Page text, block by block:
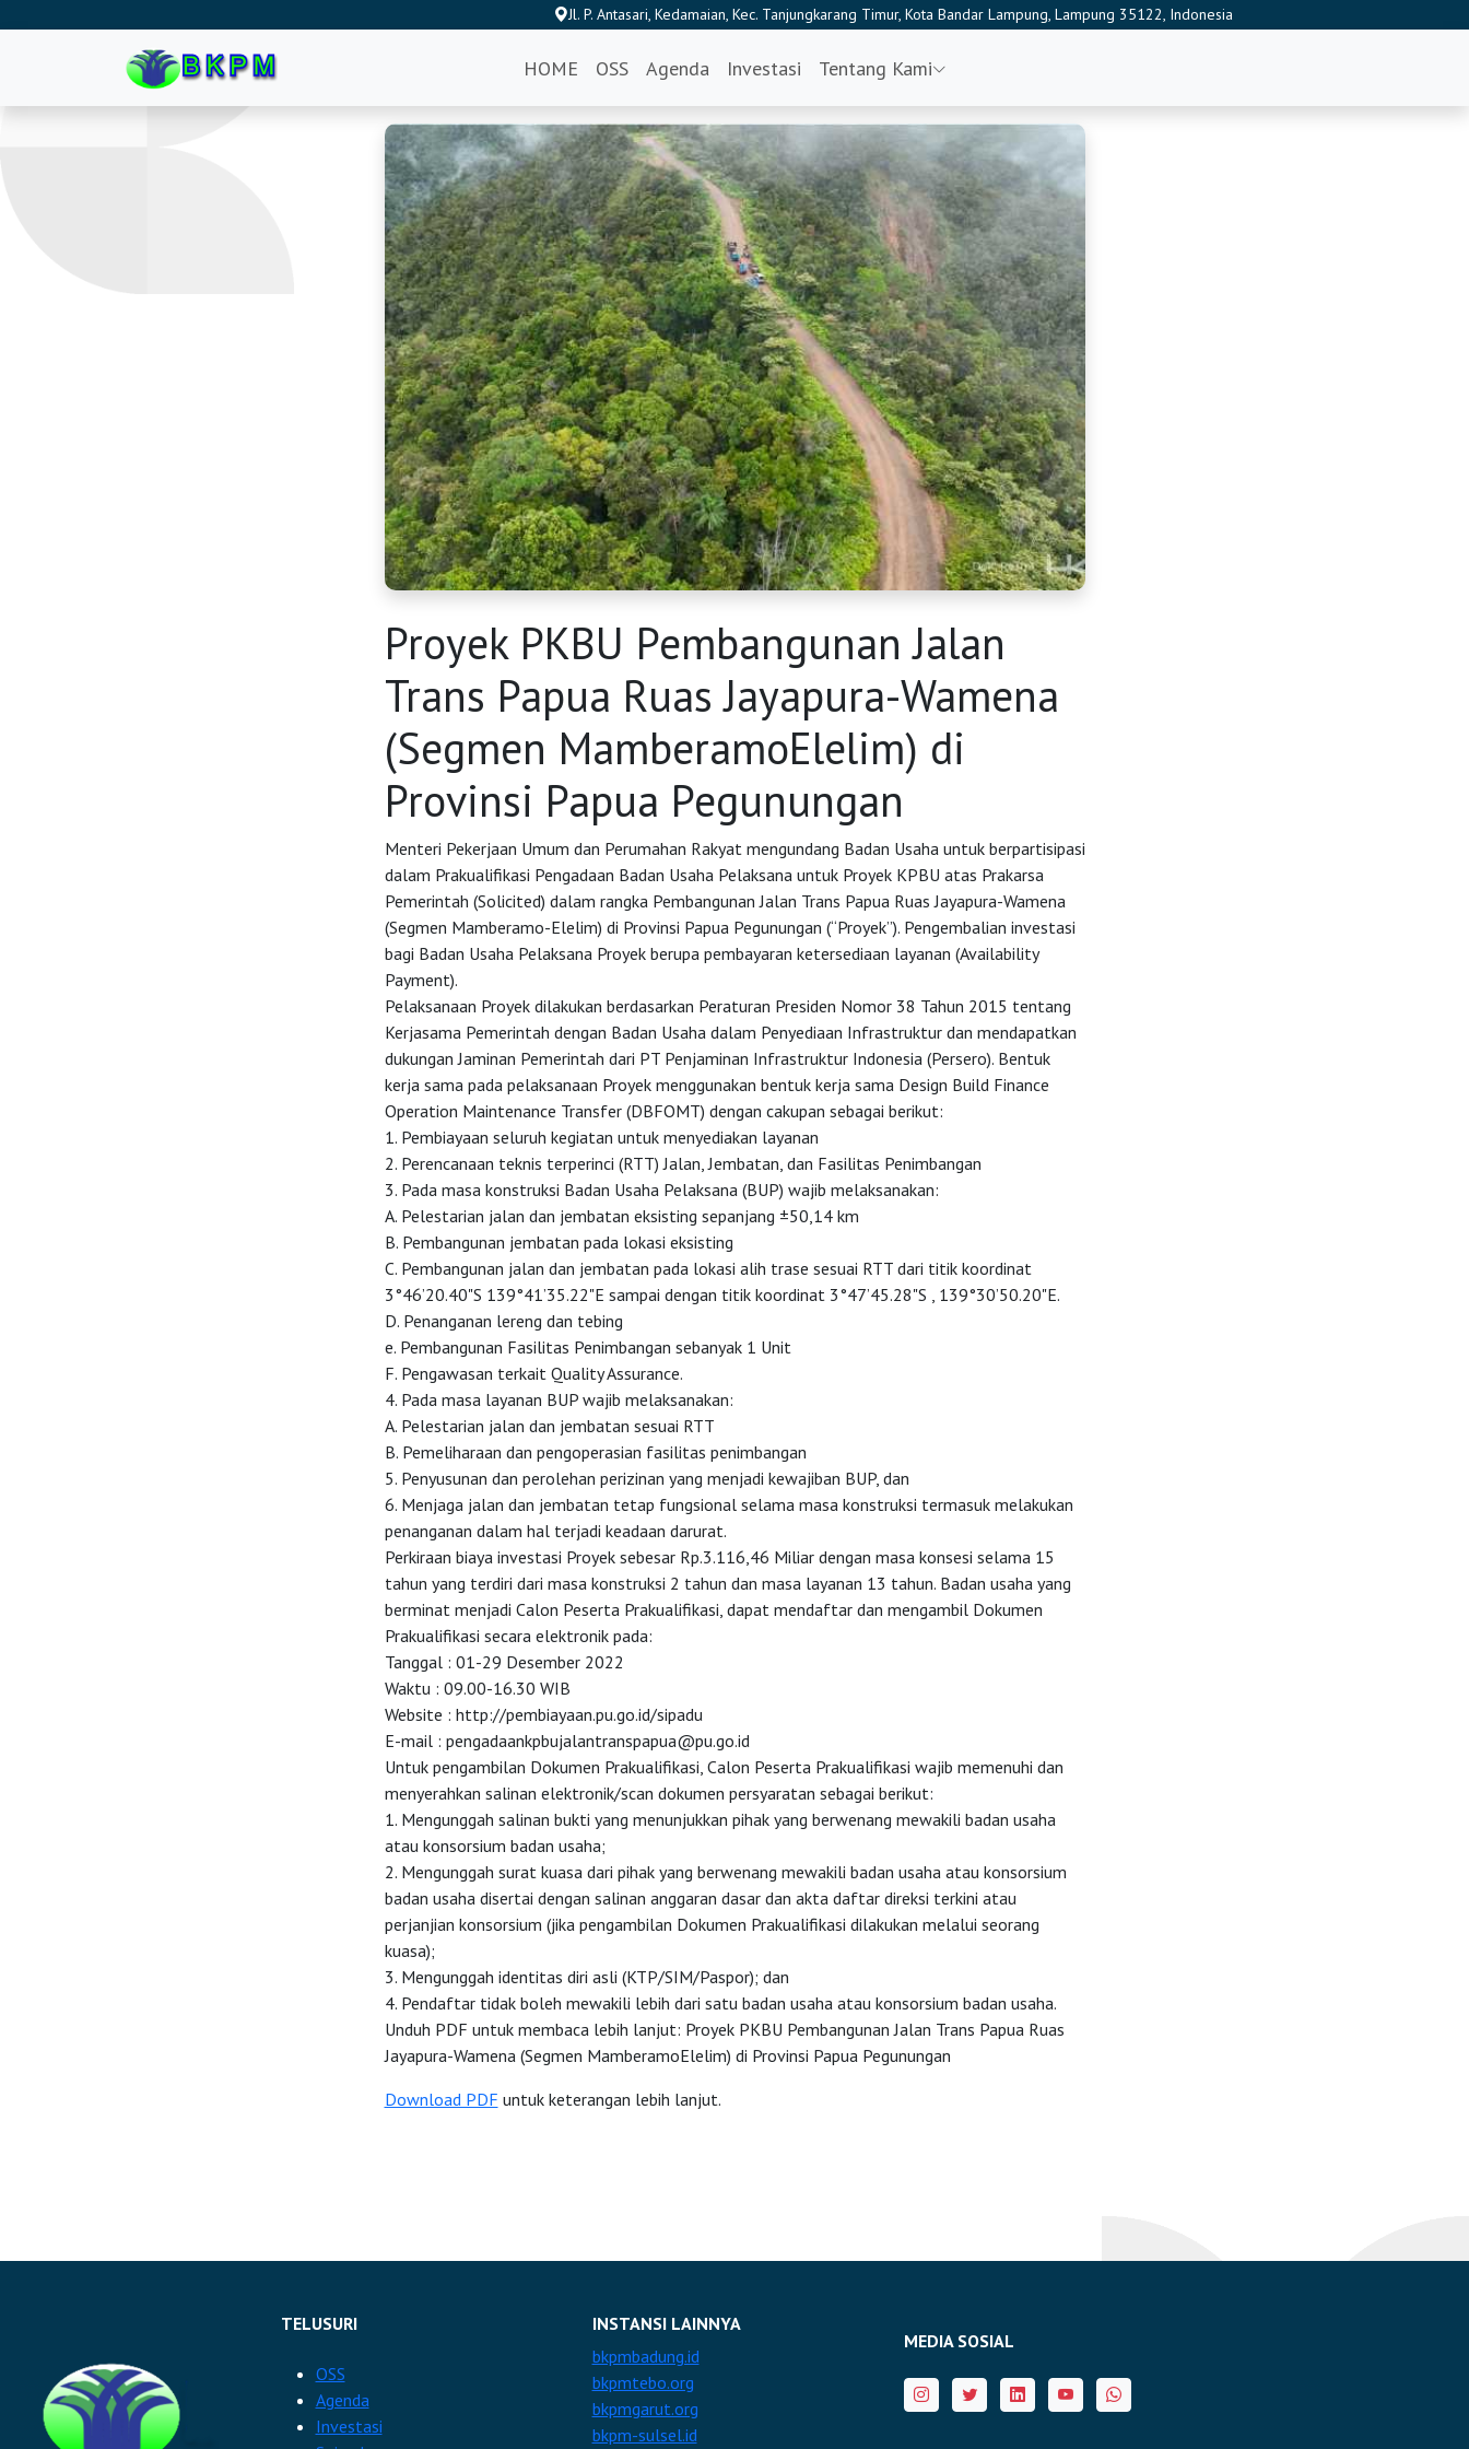
Jl. P. Antasari, Kedamaian, Kec. Tanjungkarang Timur, Kota Bandar Lampung, Lampung 35122, Indonesia
HOME OSS Agenda Investasi Tentang Kami
Proyek PKBU Pembangunan Jalan
Trans Papua Ruas Jayapura-Wamena
(Segmen MamberamoElelim) di
Provinsi Papua Pegunungan
Menteri Pekerjaan Umum dan Perumahan Rakyat mengundang Badan Usaha untuk berpartisipasi
dalam Prakualifikasi Pengadaan Badan Usaha Pelaksana untuk Proyek KPBU atas Prakarsa
Pemerintah (Solicited) dalam rangka Pembangunan Jalan Trans Papua Ruas Jayapura-Wamena
(Segmen Mamberamo-Elelim) di Provinsi Papua Pegunungan (“Proyek”). Pengembalian investasi
bagi Badan Usaha Pelaksana Proyek berupa pembayaran ketersediaan layanan (Availability
Payment).
Pelaksanaan Proyek dilakukan berdasarkan Peraturan Presiden Nomor 38 Tahun 2015 tentang
Kerjasama Pemerintah dengan Badan Usaha dalam Penyediaan Infrastruktur dan mendapatkan
dukungan Jaminan Pemerintah dari PT Penjaminan Infrastruktur Indonesia (Persero). Bentuk
kerja sama pada pelaksanaan Proyek menggunakan bentuk kerja sama Design Build Finance
Operation Maintenance Transfer (DBFOMT) dengan cakupan sebagai berikut:
1. Pembiayaan seluruh kegiatan untuk menyediakan layanan
2. Perencanaan teknis terperinci (RTT) Jalan, Jembatan, dan Fasilitas Penimbangan
3. Pada masa konstruksi Badan Usaha Pelaksana (BUP) wajib melaksanakan:
A. Pelestarian jalan dan jembatan eksisting sepanjang ±50,14 km
B. Pembangunan jembatan pada lokasi eksisting
C. Pembangunan jalan dan jembatan pada lokasi alih trase sesuai RTT dari titik koordinat
3°46’20.40"S 139°41’35.22"E sampai dengan titik koordinat 3°47’45.28"S , 139°30’50.20"E.
D. Penanganan lereng dan tebing
e. Pembangunan Fasilitas Penimbangan sebanyak 1 Unit
F. Pengawasan terkait Quality Assurance.
4. Pada masa layanan BUP wajib melaksanakan:
A. Pelestarian jalan dan jembatan sesuai RTT
B. Pemeliharaan dan pengoperasian fasilitas penimbangan
5. Penyusunan dan perolehan perizinan yang menjadi kewajiban BUP, dan
6. Menjaga jalan dan jembatan tetap fungsional selama masa konstruksi termasuk melakukan
penanganan dalam hal terjadi keadaan darurat.
Perkiraan biaya investasi Proyek sebesar Rp.3.116,46 Miliar dengan masa konsesi selama 15
tahun yang terdiri dari masa konstruksi 2 tahun dan masa layanan 13 tahun. Badan usaha yang
berminat menjadi Calon Peserta Prakualifikasi, dapat mendaftar dan mengambil Dokumen
Prakualifikasi secara elektronik pada:
Tanggal : 01-29 Desember 2022
Waktu : 09.00-16.30 WIB
Website : http://pembiayaan.pu.go.id/sipadu
E-mail : pengadaankpbujalantranspapua@pu.go.id
Untuk pengambilan Dokumen Prakualifikasi, Calon Peserta Prakualifikasi wajib memenuhi dan
menyerahkan salinan elektronik/scan dokumen persyaratan sebagai berikut:
1. Mengunggah salinan bukti yang menunjukkan pihak yang berwenang mewakili badan usaha
atau konsorsium badan usaha;
2. Mengunggah surat kuasa dari pihak yang berwenang mewakili badan usaha atau konsorsium
badan usaha disertai dengan salinan anggaran dasar dan akta daftar direksi terkini atau
perjanjian konsorsium (jika pengambilan Dokumen Prakualifikasi dilakukan melalui seorang
kuasa);
3. Mengunggah identitas diri asli (KTP/SIM/Paspor); dan
4. Pendaftar tidak boleh mewakili lebih dari satu badan usaha atau konsorsium badan usaha.
Unduh PDF untuk membaca lebih lanjut: Proyek PKBU Pembangunan Jalan Trans Papua Ruas
Jayapura-Wamena (Segmen MamberamoElelim) di Provinsi Papua Pegunungan
Download PDF untuk keterangan lebih lanjut.
TELUSURI
OSS
Agenda
Investasi
INSTANSI LAINNYA
bkpmbadung.id
bkpmtebo.org
bkpmgarut.org
bkpm-sulsel.id
MEDIA SOSIAL